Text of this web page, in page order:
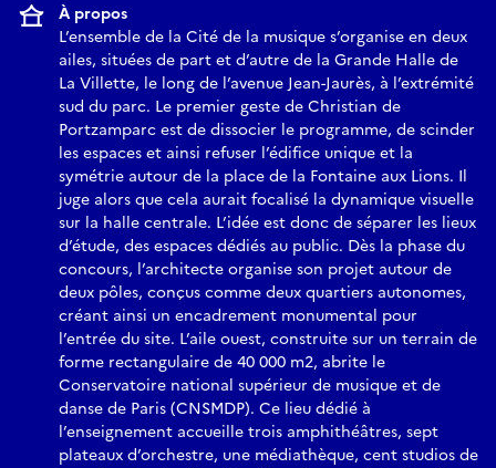
À propos
L’ensemble de la Cité de la musique s’organise en deux
ailes, situées de part et d’autre de la Grande Halle de
La Villette, le long de l’avenue Jean-Jaurès, à l’extrémité
sud du parc. Le premier geste de Christian de
Portzamparc est de dissocier le programme, de scinder
les espaces et ainsi refuser l’édifice unique et la
symétrie autour de la place de la Fontaine aux Lions. Il
juge alors que cela aurait focalisé la dynamique visuelle
sur la halle centrale. L’idée est donc de séparer les lieux
d’étude, des espaces dédiés au public. Dès la phase du
concours, l’architecte organise son projet autour de
deux pôles, conçus comme deux quartiers autonomes,
créant ainsi un encadrement monumental pour
l’entrée du site. L’aile ouest, construite sur un terrain de
forme rectangulaire de 40 000 m2, abrite le
Conservatoire national supérieur de musique et de
danse de Paris (CNSMDP). Ce lieu dédié à
l’enseignement accueille trois amphithéâtres, sept
plateaux d’orchestre, une médiathèque, cent studios de